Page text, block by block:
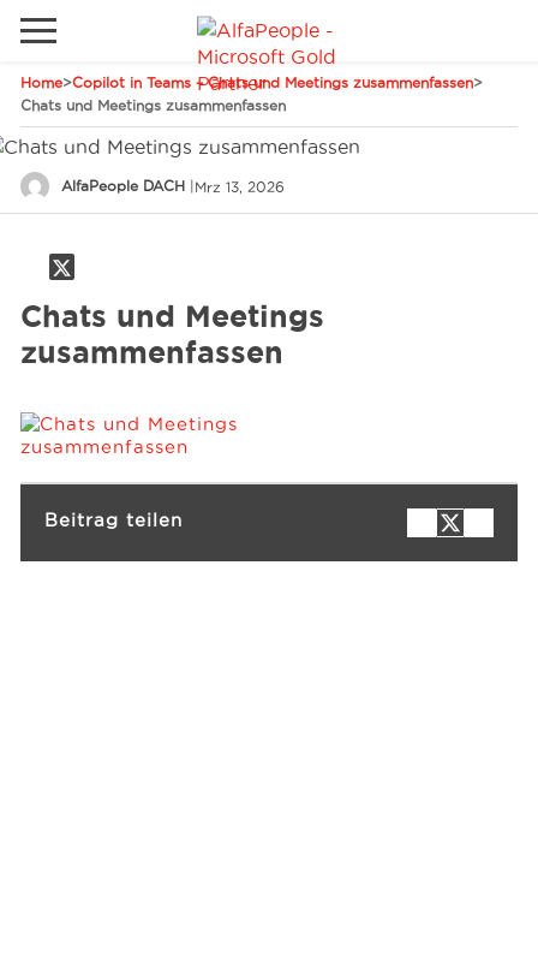
Home>Copilot in Teams – Chats und Meetings zusammenfassen>
Chats und Meetings zusammenfassen
AlfaPeople DACH | Mrz 13, 2026
Chats und Meetings
zusammenfassen
Beitrag teilen
Industrie
Dienstleistungen
Telefon Email
Lokale Website
Global
China
Spanien